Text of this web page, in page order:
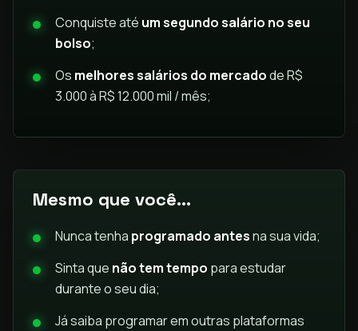
Conquiste até um segundo salário no seu
bolso;
Os melhores salários do mercadode R$
3.000 à R$ 12.000 mil / mês;
Mesmo que você...
Nunca tenha programado antesna sua vida;
Sinta que não tem tempo para estudar
durante o seu dia;
Já saiba programar em outras plataformas